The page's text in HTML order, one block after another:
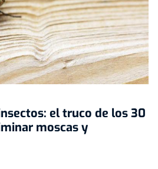
el truco de los 30
moscas y